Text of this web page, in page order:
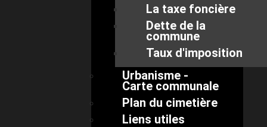
La taxe foncière
Dette de la
commune
Taux d'imposition
Urbanisme -
Carte communale
Plan du cimetière
Liens utiles